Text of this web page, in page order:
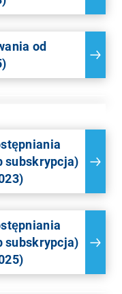
od
subskrypcja)
subskrypcja)